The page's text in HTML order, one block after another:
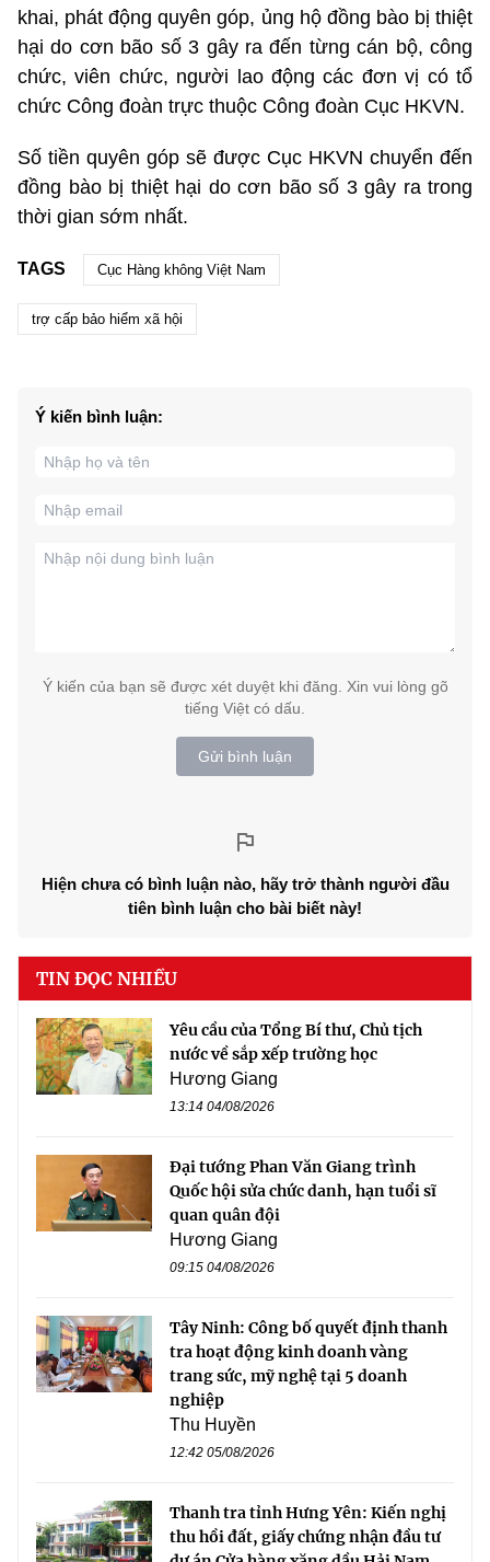
khai, phát động quyên góp, ủng hộ đồng bào bị thiệt
hại do cơn bão số 3 gây ra đến từng cán bộ, công
chức, viên chức, người lao động các đơn vị có tổ
chức Công đoàn trực thuộc Công đoàn Cục HKVN.
Số tiền quyên góp sẽ được Cục HKVN chuyển đến
đồng bào bị thiệt hại do cơn bão số 3 gây ra trong
thời gian sớm nhất.
TAGS Cục Hàng không Việt Nam
trợ cấp bảo hiểm xã hội
Ý kiến bình luận:
Ý kiến của bạn sẽ được xét duyệt khi đăng. Xin vui lòng gõ
tiếng Việt có dấu.
Gửi bình luận
Hiện chưa có bình luận nào, hãy trở thành người đầu
tiên bình luận cho bài biết này!
TIN ĐỌC NHIỀU
Yêu cầu của Tổng Bí thư, Chủ tịch
nước về sắp xếp trường học
Hương Giang
13:14 04/08/2026
Đại tướng Phan Văn Giang trình
Quốc hội sửa chức danh, hạn tuổi sĩ
quan quân đội
Hương Giang
09:15 04/08/2026
Tây Ninh: Công bố quyết định thanh
tra hoạt động kinh doanh vàng
trang sức, mỹ nghệ tại 5 doanh
nghiệp
Thu Huyền
12:42 05/08/2026
Thanh tra tỉnh Hưng Yên: Kiến nghị
thu hồi đất, giấy chứng nhận đầu tư